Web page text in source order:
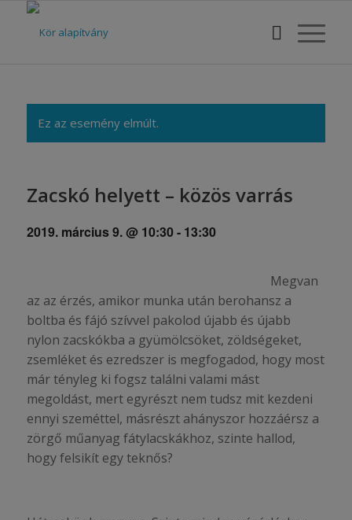
Ez az esemény elmúlt.
Zacskó helyett – közös varrás
2019. március 9. @ 10:30- 13:30
Megvan
az az érzés, amikor munka után berohansz a
boltba és fájó szívvel pakolod újabb és újabb
nylon zacskókba a gyümölcsöket, zöldségeket,
zsemléket és ezredszer is megfogadod, hogy most
már tényleg ki fogsz találni valami mást
megoldást, mert egyrészt nem tudsz mit kezdeni
ennyi szeméttel, másrészt ahányszor hozzáérsz a
zörgő műanyag fátylacskákhoz, szinte hallod,
hogy felsikít egy teknős?